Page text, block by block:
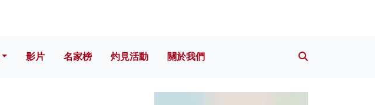
影片 名家榜 灼見活動 關於我們